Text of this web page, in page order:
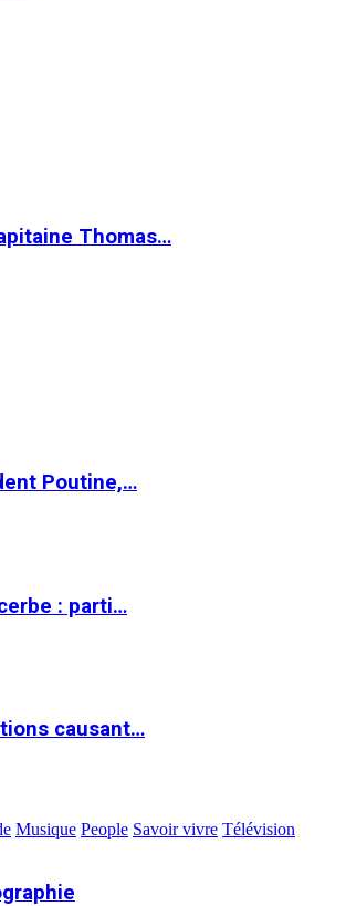
Thomas…
Poutine,…
: parti…
causant…
Musique People Savoir vivre Télévision